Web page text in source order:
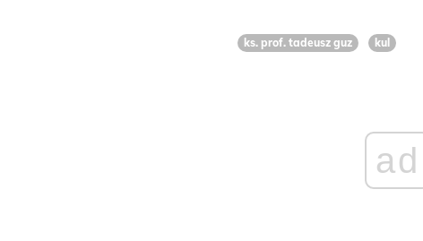
ks. prof. tadeusz guz kul
ad